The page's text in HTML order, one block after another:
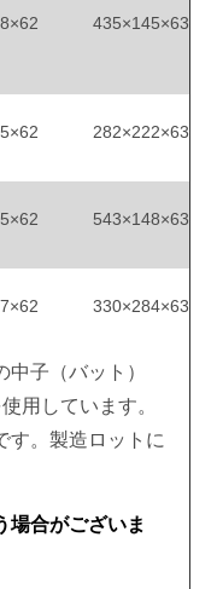
435×145×63
282×222×63
543×148×63
330×284×63
子（バット）
用しています。
す。製造ロットに
場合がございま